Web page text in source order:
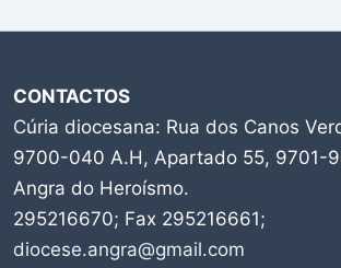
CONTACTOS
Cúria diocesana: Rua dos Canos
9700-040 A.H, Apartado 55, 9701-
Angra do Heroísmo.
295216670; Fax 295216661;
diocese.angra@gmail.com